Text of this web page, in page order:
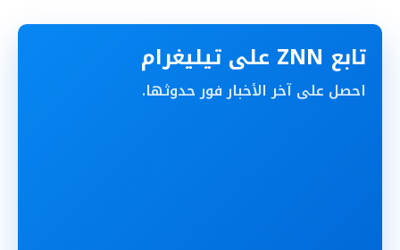
تابع ZNN على تيليغرام
احصل على آخر الأخبار فور حدوثها.